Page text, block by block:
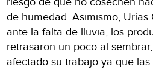
de humedad. Asimismo,
ante la falta de lluvia, los
retrasaron un poco al
afectado su trabajo ya que las